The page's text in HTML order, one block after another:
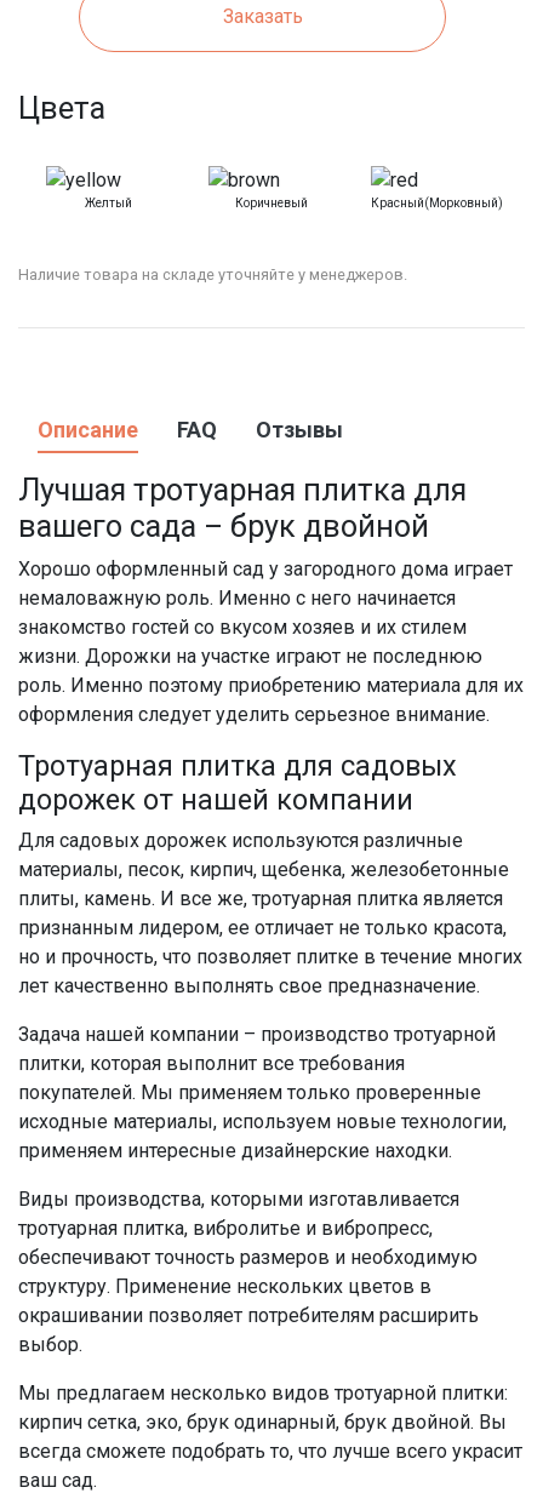
Заказать
Цвета
Желтый Коричневый Красный(морковный)
Наличие товара на складе уточняйте у менеджеров.
Описание FAQ Отзывы
Лучшая тротуарная плитка для
вашего сада – брук двойной
Хорошо оформленный сад у загородного дома играет
немаловажную роль. Именно с него начинается
знакомство гостей со вкусом хозяев и их стилем
жизни. Дорожки на участке играют не последнюю
роль. Именно поэтому приобретению материала для их
оформления следует уделить серьезное внимание.
Тротуарная плитка для садовых
дорожек от нашей компании
Для садовых дорожек используются различные
материалы, песок, кирпич, щебенка, железобетонные
плиты, камень. И все же, тротуарная плитка является
признанным лидером, ее отличает не только красота,
но и прочность, что позволяет плитке в течение многих
лет качественно выполнять свое предназначение.
Задача нашей компании – производство тротуарной
плитки, которая выполнит все требования
покупателей. Мы применяем только проверенные
исходные материалы, используем новые технологии,
применяем интересные дизайнерские находки.
Виды производства, которыми изготавливается
тротуарная плитка, вибролитье и вибропресс,
обеспечивают точность размеров и необходимую
структуру. Применение нескольких цветов в
окрашивании позволяет потребителям расширить
выбор.
Мы предлагаем несколько видов тротуарной плитки:
кирпич сетка, эко, брук одинарный, брук двойной. Вы
всегда сможете подобрать то, что лучше всего украсит
ваш сад.